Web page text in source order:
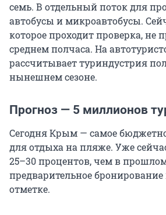
семь. В отдельный поток для
автобусы и микроавтобусы.
которое проходит проверка, не
среднем полчаса. На
рассчитывает туриндустрия
нынешнем сезоне.
Прогноз — 5 миллионов
Сегодня Крым — самое
для отдыха на пляже. Уже
25–30 процентов, чем в
предварительное
отметке.